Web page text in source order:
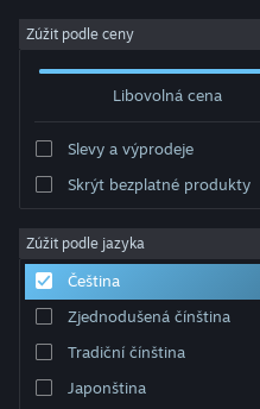
Přihlásit se
Komunita
Informace
Podpora
Změnit jazyk
Zúžit podle ceny
Libovolná cena
Slevy a výprodeje
Skrýt bezplatné produkty
Zúžit podle jazyka
Čeština
Zjednodušená čínština
Tradiční čínština
Japonština
Vývojář: VGstudio
Seřadit podle
Vašemu zadání odpovídá 0
Vašich předvoleb vyloučeno z